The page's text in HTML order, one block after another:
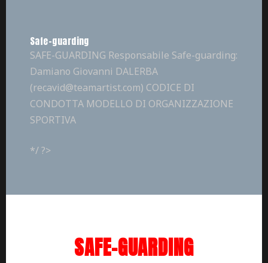
Safe-guarding
SAFE-GUARDING Responsabile Safe-guarding:
Damiano Giovanni DALERBA
(recavid@teamartist.com) CODICE DI
CONDOTTA MODELLO DI ORGANIZZAZIONE
SPORTIVA
*/ ?>
SAFE-GUARDING